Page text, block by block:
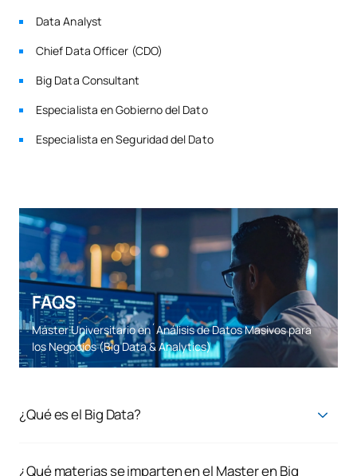
Data Analyst
Chief Data Officer (CDO)
Big Data Consultant
Especialista en Gobierno del Dato
Especialista en Seguridad del Dato
FAQS
Máster Universitario en´Análisis de Datos Masivos para
los Negocios (Big Data & Analytics)
¿Qué es el Big Data?
procesamiento, ya que cuentan con un tamaño demasiado
¿Qué materias se imparten en el Master en Big